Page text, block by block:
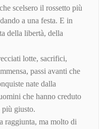
scelsero il rossetto più
a una festa. E in
della libertà, della
lotte, sacrifici,
passi avanti che
nate dalla
che hanno creduto
più giusto.
raggiunta, ma molto di